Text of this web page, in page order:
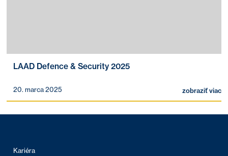
LAAD Defence & Security 2025
20. marca 2025 zobraziť viac
Kariéra